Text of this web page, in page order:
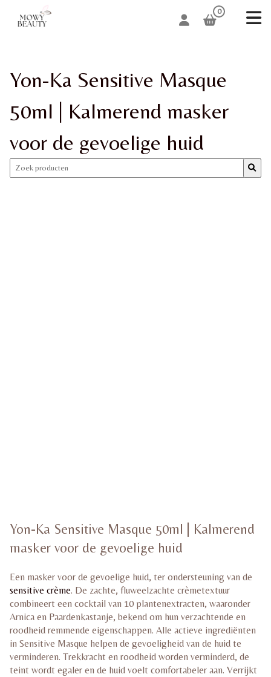
0
Yon-Ka Sensitive Masque
50ml | Kalmerend masker
voor de gevoelige huid
Yon-Ka Sensitive Masque 50ml | Kalmerend
masker voor de gevoelige huid
Een masker voor de gevoelige huid, ter ondersteuning van de
sensitive crème. De zachte, fluweelzachte crèmetextuur
combineert een cocktail van 10 plantenextracten, waaronder
Arnica en Paardenkastanje, bekend om hun verzachtende en
roodheid remmende eigenschappen. Alle actieve ingrediënten
in Sensitive Masque helpen de gevoeligheid van de huid te
verminderen. Trekkracht en roodheid worden verminderd, de
teint wordt egaler en de huid voelt comfortabeler aan. Verrijkt